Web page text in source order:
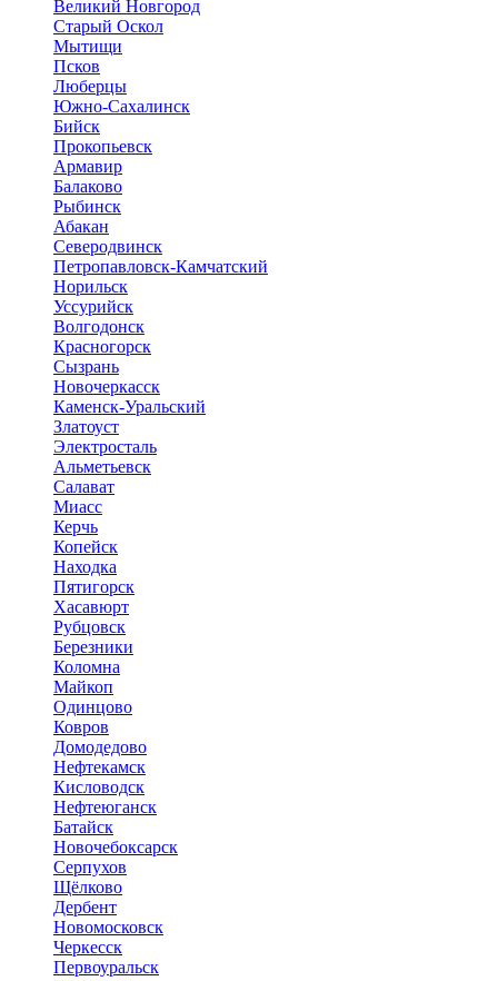
Великий Новгород
Старый Оскол
Мытищи
Псков
Люберцы
Южно-Сахалинск
Бийск
Прокопьевск
Армавир
Балаково
Рыбинск
Абакан
Северодвинск
Петропавловск-Камчатский
Норильск
Уссурийск
Волгодонск
Красногорск
Сызрань
Новочеркасск
Каменск-Уральский
Златоуст
Электросталь
Альметьевск
Салават
Миасс
Керчь
Копейск
Находка
Пятигорск
Хасавюрт
Рубцовск
Березники
Коломна
Майкоп
Одинцово
Ковров
Домодедово
Нефтекамск
Кисловодск
Нефтеюганск
Батайск
Новочебоксарск
Серпухов
Щёлково
Дербент
Новомосковск
Черкесск
Первоуральск